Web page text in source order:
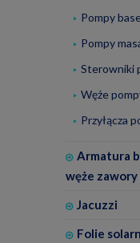
Pompy
Pompy
Sterowniki
Węże
Przyłącza
Armatura
węże zawory
Jacuzzi
Folie